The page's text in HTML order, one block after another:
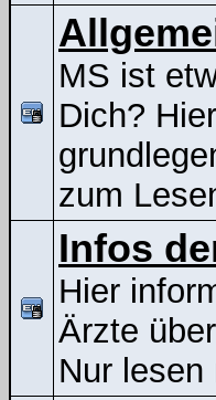
MS ist
Dich?
zum
Infos
Hier
Ärzte
Nur lesen